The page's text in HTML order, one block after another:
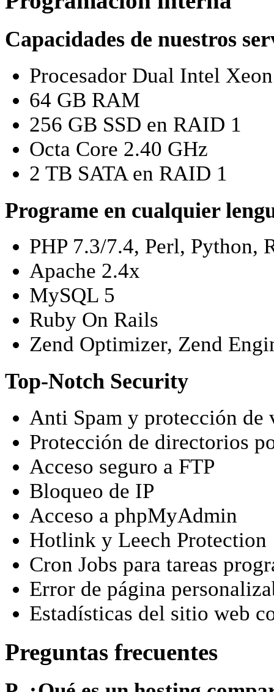
Capacidades de nuestros
Procesador Dual Intel
64 GB RAM
256 GB SSD en RAID 1
Octa Core 2.40 GHz
2 TB SATA en RAID 1
Programe en cualquier
PHP 7.3/7.4, Perl, Python,
Apache 2.4x
MySQL 5
Ruby On Rails
Zend Optimizer, Zend
Top-Notch Security
Anti Spam y protección de
Protección de directorios
Acceso seguro a FTP
Bloqueo de IP
Acceso a phpMyAdmin
Hotlink y Leech Protection
Cron Jobs para tareas
Error de página
Estadísticas del sitio web
Preguntas frecuentes